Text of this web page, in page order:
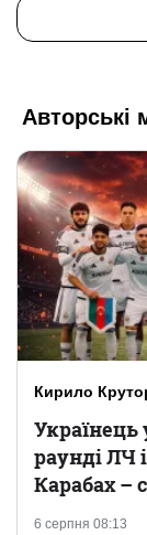
Авторські
Кирило
6 серпня 08:13
Українець
раунді ЛЧ
Карабах –